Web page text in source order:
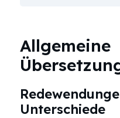
Allgemeine
Unterschiede